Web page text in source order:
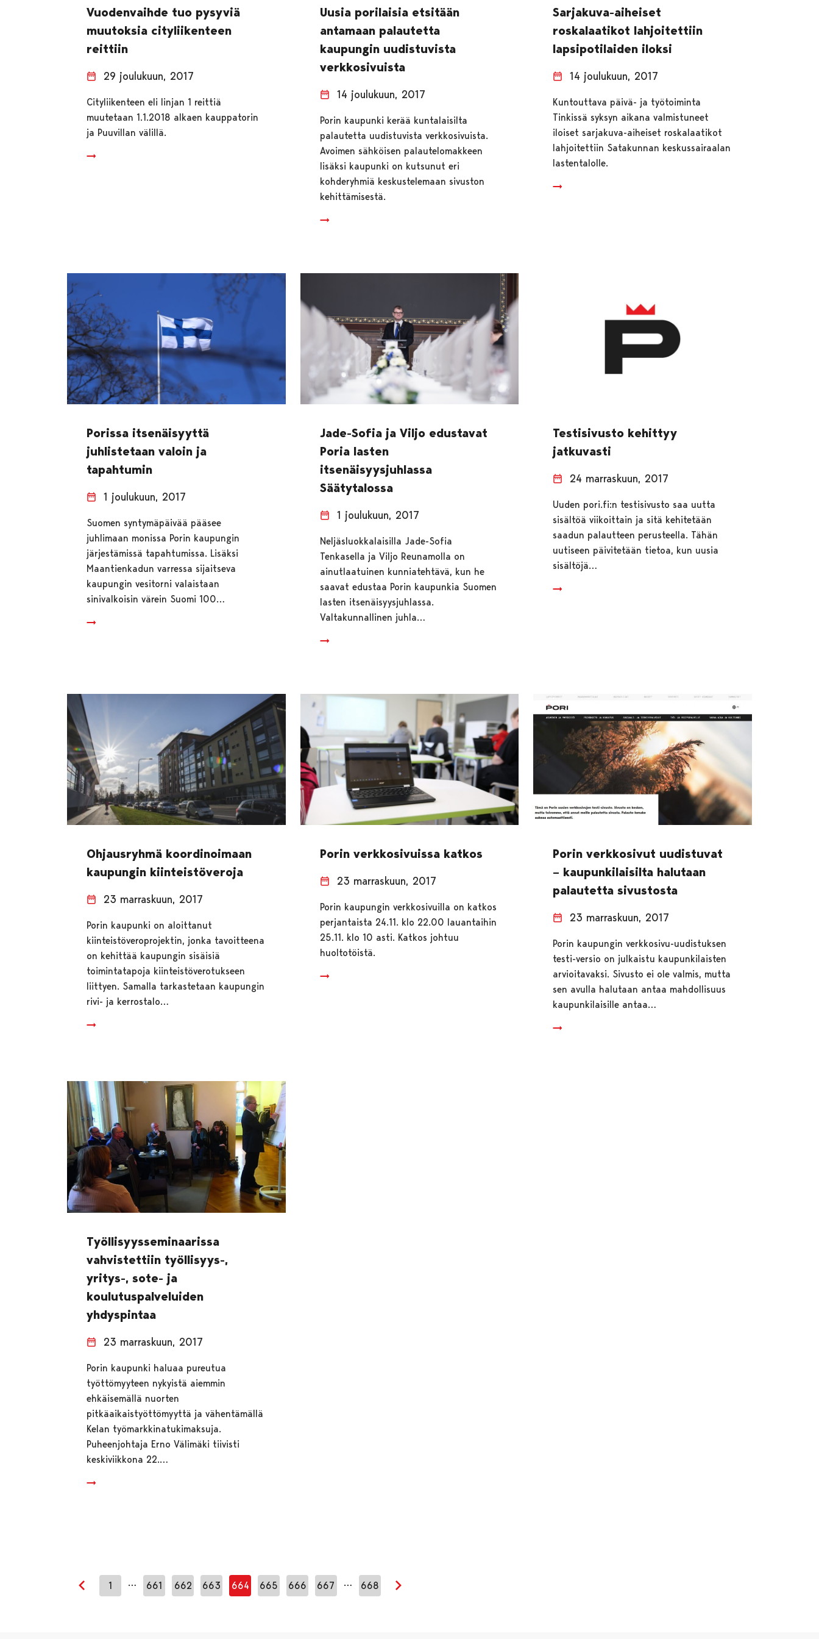
Vuodenvaihde tuo pysyviä
muutoksia cityliikenteen
reittiin
29 joulukuun, 2017
Cityliikenteen eli linjan 1 reittiä
muutetaan 1.1.2018 alkaen kauppatorin
ja Puuvillan välillä.
Uusia porilaisia etsitään
antamaan palautetta
kaupungin uudistuvista
verkkosivuista
14 joulukuun, 2017
Porin kaupunki kerää kuntalaisilta
palautetta uudistuvista verkkosivuista.
Avoimen sähköisen palautelomakkeen
lisäksi kaupunki on kutsunut eri
kohderyhmiä keskustelemaan sivuston
kehittämisestä.
Sarjakuva-aiheiset
roskalaatikot lahjoitettiin
lapsipotilaiden iloksi
14 joulukuun, 2017
Kuntouttava päivä- ja työtoiminta
Tinkissä syksyn aikana valmistuneet
iloiset sarjakuva-aiheiset roskalaatikot
lahjoitettiin Satakunnan keskussairaalan
lastentalolle.
Porissa itsenäisyyttä
juhlistetaan valoin ja
tapahtumin
1 joulukuun, 2017
Suomen syntymäpäivää pääsee
juhlimaan monissa Porin kaupungin
järjestämissä tapahtumissa. Lisäksi
Maantienkadun varressa sijaitseva
kaupungin vesitorni valaistaan
sinivalkoisin värein Suomi 100…
Jade-Sofia ja Viljo edustavat
Poria lasten
itsenäisyysjuhlassa
Säätytalossa
1 joulukuun, 2017
Neljäsluokkalaisilla Jade-Sofia
Tenkasella ja Viljo Reunamolla on
ainutlaatuinen kunniatehtävä, kun he
saavat edustaa Porin kaupunkia Suomen
lasten itsenäisyysjuhlassa.
Valtakunnallinen juhla…
Testisivusto kehittyy
jatkuvasti
24 marraskuun, 2017
Uuden pori.fi:n testisivusto saa uutta
sisältöä viikoittain ja sitä kehitetään
saadun palautteen perusteella. Tähän
uutiseen päivitetään tietoa, kun uusia
sisältöjä…
Ohjausryhmä koordinoimaan
kaupungin kiinteistöveroja
23 marraskuun, 2017
Porin kaupunki on aloittanut
kiinteistöveroprojektin, jonka tavoitteena
on kehittää kaupungin sisäisiä
toimintatapoja kiinteistöverotukseen
liittyen. Samalla tarkastetaan kaupungin
rivi- ja kerrostalo…
Porin verkkosivuissa katkos
23 marraskuun, 2017
Porin kaupungin verkkosivuilla on katkos
perjantaista 24.11. klo 22.00 lauantaihin
25.11. klo 10 asti. Katkos johtuu
huoltotöistä.
Porin verkkosivut uudistuvat
– kaupunkilaisilta halutaan
palautetta sivustosta
23 marraskuun, 2017
Porin kaupungin verkkosivu-uudistuksen
testi-versio on julkaistu kaupunkilaisten
arvioitavaksi. Sivusto ei ole valmis, mutta
sen avulla halutaan antaa mahdollisuus
kaupunkilaisille antaa…
Työllisyysseminaarissa
vahvistettiin työllisyys-,
yritys-, sote- ja
koulutuspalveluiden
yhdyspintaa
23 marraskuun, 2017
Porin kaupunki haluaa pureutua
työttömyyteen nykyistä aiemmin
ehkäisemällä nuorten
pitkäaikaistyöttömyyttä ja vähentämällä
Kelan työmarkkinatukimaksuja.
Puheenjohtaja Erno Välimäki tiivisti
keskiviikkona 22.…
Edellinen sivu
1 … 661 662 663 664 665 666 667 … 668